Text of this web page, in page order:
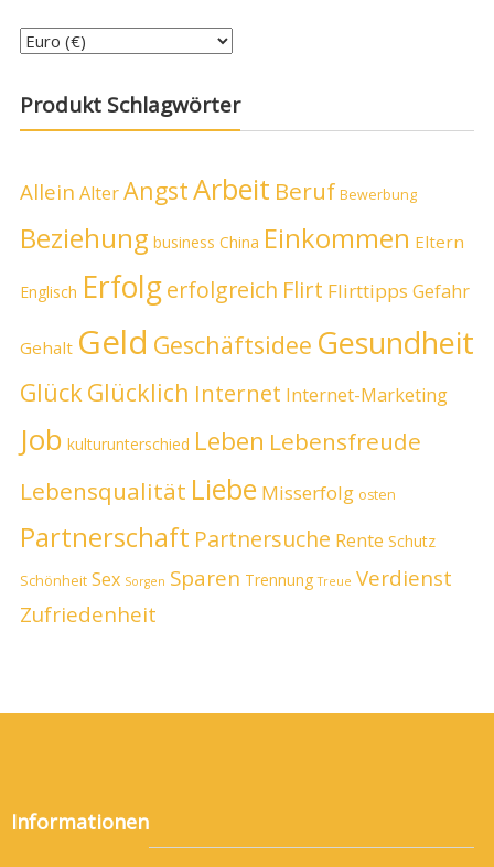
Produkt Schlagwörter
Allein AlterAngstArbeit Beruf Bewerbung
Beziehung business China Einkommen Eltern
Englisch Erfolgerfolgreich Flirt Flirttipps Gefahr
Gehalt Geld Geschäftsidee Gesundheit
GlückGlücklich Internet Internet-Marketing
Job kulturunterschied Leben Lebensfreude
Lebensqualität Liebe Misserfolg osten
Partnerschaft Partnersuche Rente Schutz
Schönheit Sex Sorgen Sparen Trennung Treue Verdienst
Zufriedenheit
Informationen